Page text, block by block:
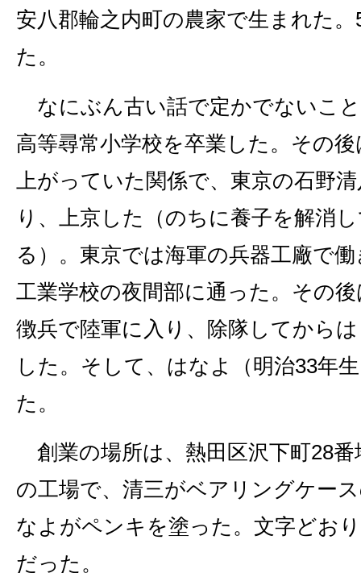
安八郡輪之内町の農家で生まれた
た。
なにぶん古い話で定かでないこ
高等尋常小学校を卒業した。その
上がっていた関係で、東京の石野
り、上京した（のちに養子を解消
る）。東京では海軍の兵器工廠で
工業学校の夜間部に通った。その
徴兵で陸軍に入り、除隊してから
した。そして、はなよ（明治33年
た。
創業の場所は、熱田区沢下町28
の工場で、清三がベアリングケー
なよがペンキを塗った。文字どお
だった。